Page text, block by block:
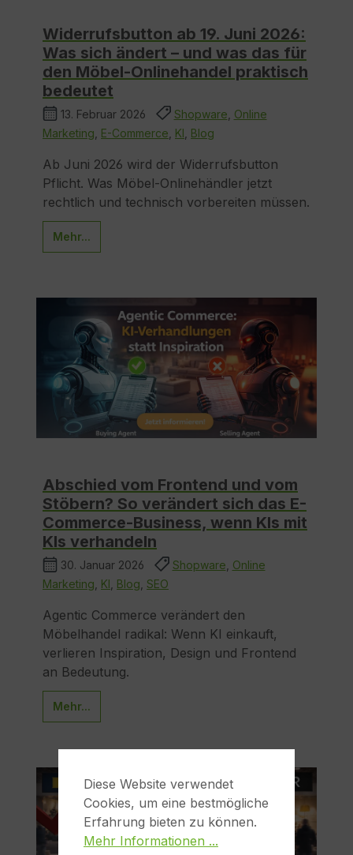
Widerrufsbutton ab 19. Juni 2026:
Was sich ändert – und was das für
den Möbel-Onlinehandel praktisch
bedeutet
13. Februar 2026 Shopware Online
Marketing E-Commerce KI Blog
Ab Juni 2026 wird der Widerrufsbutton
Pflicht. Was Möbel-Onlinehändler jetzt
rechtlich und technisch vorbereiten müssen.
Mehr...
Abschied vom Frontend und vom
Stöbern? So verändert sich das E-
Commerce-Business, wenn KIs mit
KIs verhandeln
30. Januar 2026 Shopware Online
Marketing KI Blog SEO
Agentic Commerce verändert den
Möbelhandel radikal: Wenn KI einkauft,
verlieren Inspiration, Design und Frontend
an Bedeutung.
Mehr...
Diese Website verwendet
Cookies, um eine bestmögliche
Erfahrung bieten zu können.
Mehr Informationen ...